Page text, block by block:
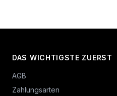
DAS WICHTIGSTE ZUERST
AGB
Zahlungsarten